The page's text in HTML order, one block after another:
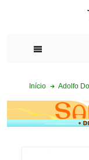
Início Adolfo